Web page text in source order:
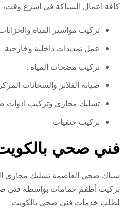
كافة اعمال السباكة في اسرع وقت،
تركيب مواسير المياه
عمل تمديدات داخلية وخارجية.
تركيب مضخات المياه .
صيانة الفلاتر والسخانات
تسليك مجاري وتركيب ادوات
تركيب حنفيات
فني صحي
سباك صحي العاصمة تسليك مجاري
تركيب أطفم حمامات بواسطة فني
لطلب خدمات فني صحي بالكويت: